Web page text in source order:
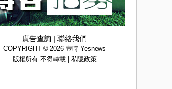
廣告查詢 | 聯絡我們
COPYRIGHT © 2026 壹時 Yesnews
版權所有 不得轉載 | 私隱政策